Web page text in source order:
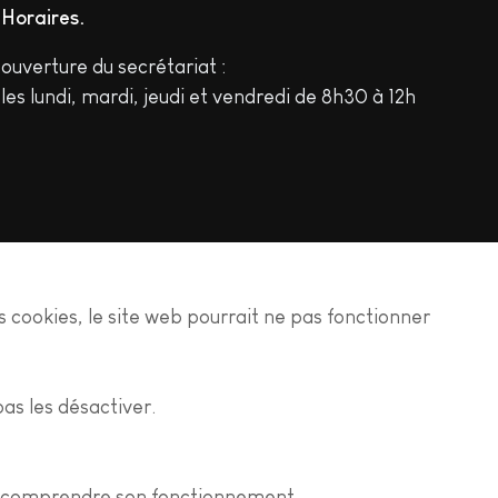
Horaires
ouverture du secrétariat :
les lundi, mardi, jeudi et vendredi de 8h30 à 12h
cookies, le site web pourrait ne pas fonctionner
les désactiver.